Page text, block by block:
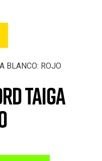
elegir
la
página
TAIGA